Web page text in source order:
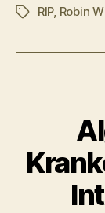
Schlagwörter
RIP, Robin